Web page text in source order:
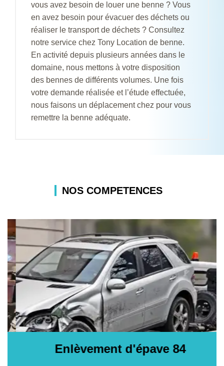
vous avez besoin de louer une benne ? Vous
en avez besoin pour évacuer des déchets ou
réaliser le transport de déchets ? Consultez
notre service chez Tony Location de benne.
En activité depuis plusieurs années dans le
domaine, nous mettons à votre disposition
des bennes de différents volumes. Une fois
votre demande réalisée et l’étude effectuée,
nous faisons un déplacement chez pour vous
remettre la benne adéquate.
NOS COMPETENCES
Enlèvement d'épave 84